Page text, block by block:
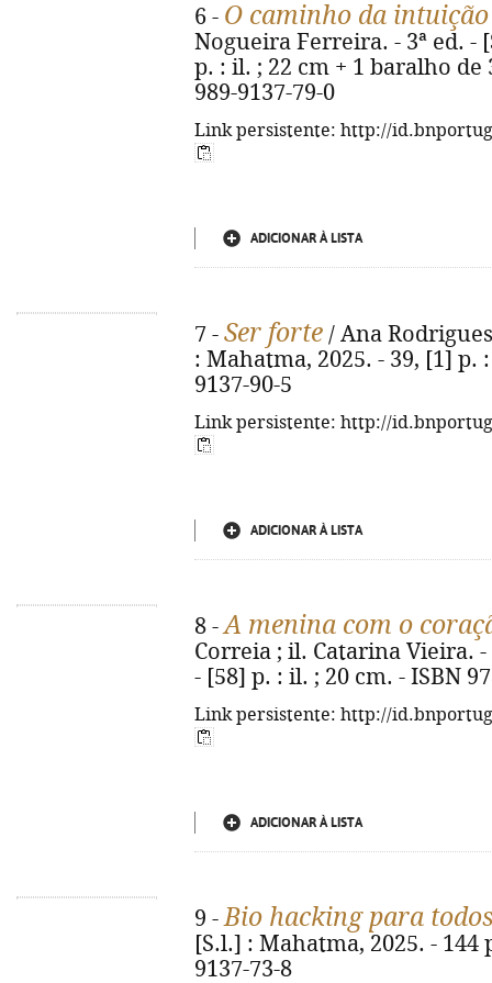
6 - O caminho da
Nogueira Ferreira. - 3ª ed. -
p. : il. ; 22 cm + 1 baralho de
989-9137-79-0
Link persistente: http://
ADICIONAR À LISTA
7 - Ser forte / Ana
: Mahatma, 2025. - 39, [1] p.
9137-90-5
Link persistente: http://
ADICIONAR À LISTA
8 -A menina com o
Correia ; il. Catarina Vieira.
- [58] p. : il. ; 20 cm. - ISBN
Link persistente: http://
ADICIONAR À LISTA
9 -Bio hacking para
[S.l.] : Mahatma, 2025. - 144
9137-73-8